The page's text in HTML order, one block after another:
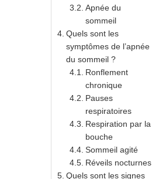
Apnée du
sommeil
Quels sont les
symptômes de l’apnée
du sommeil ?
Ronflement
chronique
Pauses
respiratoires
Respiration par la
bouche
Sommeil agité
Réveils nocturnes
Quels sont les signes